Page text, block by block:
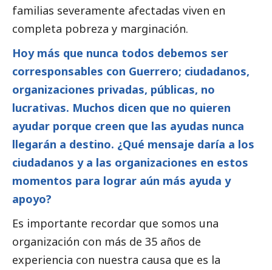
familias severamente afectadas viven en
completa pobreza y marginación.
Hoy más que nunca todos debemos ser
corresponsables con Guerrero; ciudadanos,
organizaciones privadas, públicas, no
lucrativas. Muchos dicen que no quieren
ayudar porque creen que las ayudas nunca
llegarán a destino. ¿Qué mensaje daría a los
ciudadanos y a las organizaciones en estos
momentos para lograr aún más ayuda y
apoyo?
Es importante recordar que somos una
organización con más de 35 años de
experiencia con nuestra causa que es la